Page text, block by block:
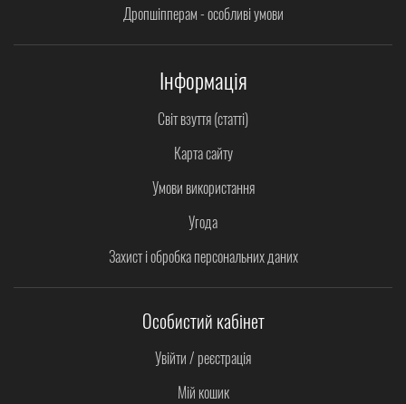
Дропшіпперам - особливі умови
Інформація
Світ взуття (статті)
Карта сайту
Умови використання
Угода
Захист і обробка персональних даних
Особистий кабінет
Увійти / реєстрація
Мій кошик